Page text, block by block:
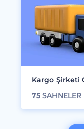
Kargo Şirketi
75 SAHNELER